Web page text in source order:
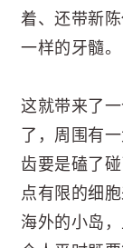
着、还带新
一样的牙髓。
这就带来了
了，周围有
齿要是磕了
点有限的细
海外的小岛